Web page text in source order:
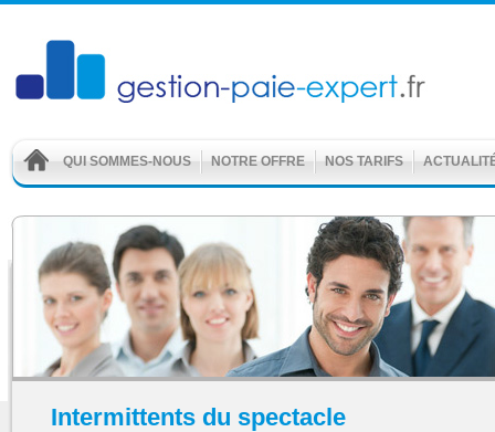
QUI SOMMES-NOUS NOTRE OFFRE NOS TARIFS
Intermittents du spectacle